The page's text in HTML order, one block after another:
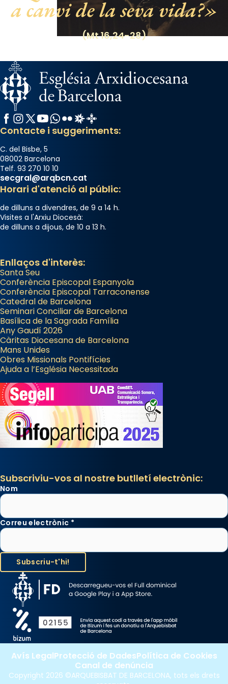
Santes a Mataró»🥵.
a canvi de la seva vida?
(Mt 16,24-28)
Facebook
Instagram
X / Twitter
YouTube
WhatsApp
FlickrRadio Estel
Catalunya Cristiana
Contacte i suggeriments:
C. del Bisbe, 5
08002 Barcelona
Telf. 93 270 10 10
secgral@arqbcn.cat
Horari d'atenció al públic:
de dilluns a divendres, de 9 a 14 h.
Visites a l'Arxiu Diocesà:
de dilluns a dijous, de 10 a 13 h.
Enllaços d'interès:
Santa Seu
Conferència Episcopal Espanyola
Conferència Episcopal Tarraconense
Catedral de Barcelona
Seminari Conciliar de Barcelona
Basílica de la Sagrada Família
Any Gaudí 2026
Càritas Diocesana de Barcelona
Mans Unides
Obres Missionals Pontifícies
Ajuda a l’Església Necessitada
Subscriviu-vos al nostre butlletí electrònic:
Nom
Correu electrònic *
Copyright 2026 ©ARQUEBISBAT DE BARCELONA, tots els drets
Avís LegalProtecció de DadesPolítica de Cookies
Canal de denúncia